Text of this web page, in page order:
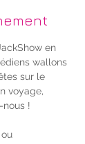
en
wallons
sur le
voyage,
nous !